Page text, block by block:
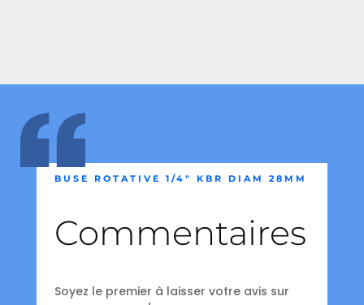
BUSE ROTATIVE 1/4″ KBR DIAM 28MM
Commentaires
Soyez le premier à laisser votre avis sur